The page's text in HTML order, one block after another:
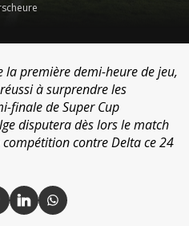
la première demi-heure de jeu,
à surprendre les
finale de Super Cup
disputera dès lors le match
contre Delta ce 24